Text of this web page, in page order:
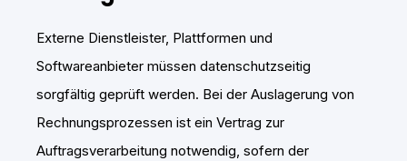
Externe Dienstleister, Plattformen und
Softwareanbieter müssen datenschutzseitig
sorgfältig geprüft werden. Bei der Auslagerung von
Rechnungsprozessen ist ein Vertrag zur
Auftragsverarbeitung notwendig, sofern der